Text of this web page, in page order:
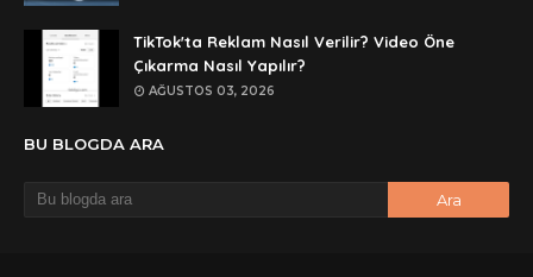
TikTok'ta Reklam Nasıl Verilir? Video Öne
Çıkarma Nasıl Yapılır?
AĞUSTOS 03, 2026
BU BLOGDA ARA